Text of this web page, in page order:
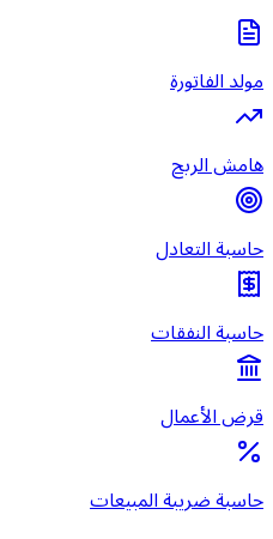
مولد الفاتورة
هامش الربح
حاسبة التعادل
حاسبة النفقات
قرض الأعمال
حاسبة ضريبة المبيعات